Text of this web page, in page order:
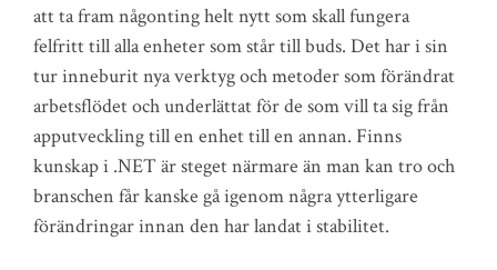
att ta fram någonting helt nytt som skall fungera
felfritt till alla enheter som står till buds. Det har i sin
tur inneburit nya verktyg och metoder som förändrat
arbetsflödet och underlättat för de som vill ta sig från
apputveckling till en enhet till en annan. Finns
kunskap i .NET är steget närmare än man kan tro och
branschen får kanske gå igenom några ytterligare
förändringar innan den har landat i stabilitet.